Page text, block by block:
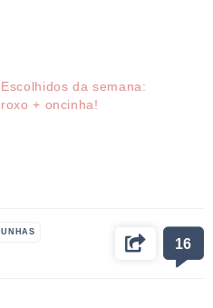
Escolhidos da semana:
roxo + oncinha!
UNHAS
16